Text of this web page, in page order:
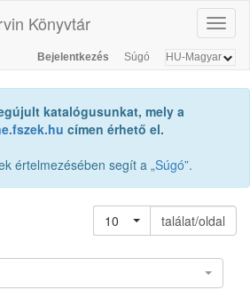
Könyvtár
Bejelentkezés Súgó
katalógusunkat, mely a
címen érhető el.
értelmezésében segít a „Súgó”.
10
találat/oldal